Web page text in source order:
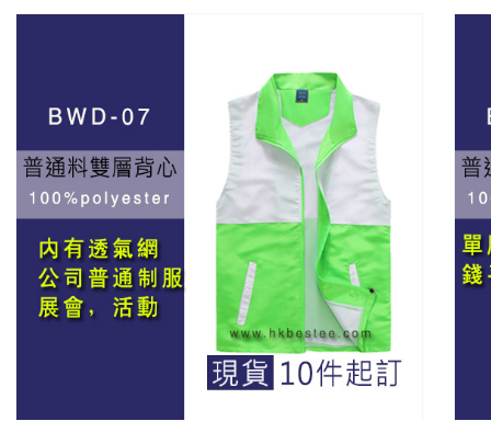
單公司制服，或者活動用風褸，企領設計最簡單不過，內層有一透